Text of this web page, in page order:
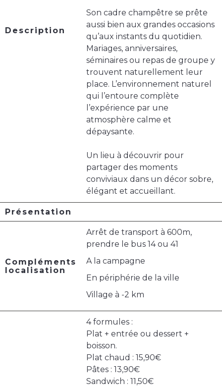
Description
Son cadre champêtre se prête
aussi bien aux grandes occasions
qu’aux instants du quotidien.
Mariages, anniversaires,
séminaires ou repas de groupe y
trouvent naturellement leur
place. L’environnement naturel
qui l’entoure complète
l’expérience par une
atmosphère calme et
dépaysante.
Un lieu à découvrir pour
partager des moments
conviviaux dans un décor sobre,
élégant et accueillant.
Présentation
Compléments
localisation
Arrêt de transport à 600m,
prendre le bus 14 ou 41
A la campagne
En périphérie de la ville
Village à -2 km
4 formules :
Plat + entrée ou dessert +
boisson.
Plat chaud : 15,90€
Pâtes : 13,90€
Sandwich : 11,50€